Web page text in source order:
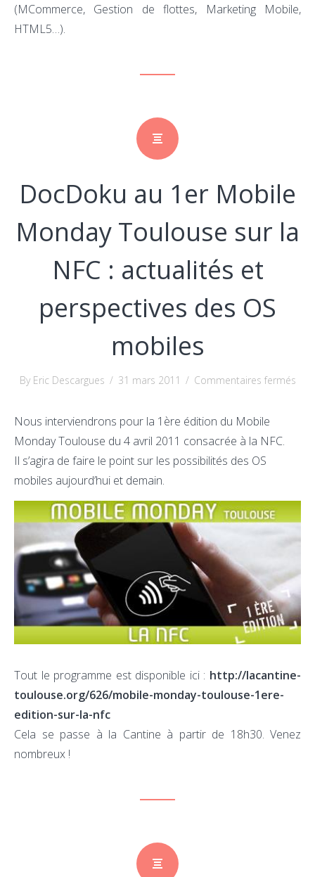
(MCommerce, Gestion de flottes, Marketing Mobile,
HTML5…).
DocDoku au 1er Mobile
Monday Toulouse sur la
NFC : actualités et
perspectives des OS
mobiles
By Eric Descargues / 31 mars 2011 / Commentaires ferméssur
la
:
et
OS
Nous interviendrons pour la 1ère édition du Mobile
Monday Toulouse du 4 avril 2011 consacrée à la NFC.
Il s’agira de faire le point sur les possibilités des OS
mobiles aujourd’hui et demain.
Tout le programme est disponible ici : http://lacantine-
toulouse.org/626/mobile-monday-toulouse-1ere-
edition-sur-la-nfc
Cela se passe à la Cantine à partir de 18h30. Venez
nombreux !